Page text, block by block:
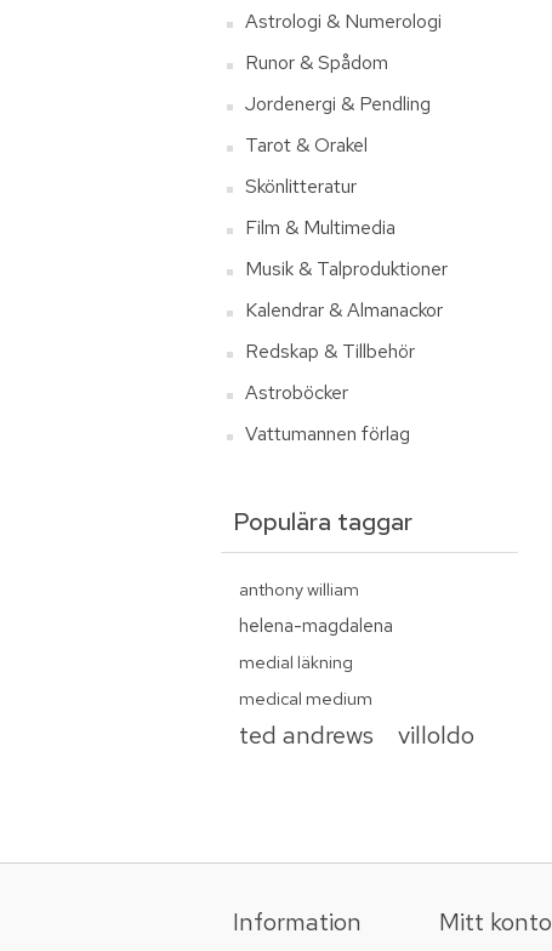
Astrologi & Numerologi
Runor & Spådom
Jordenergi & Pendling
Tarot & Orakel
Skönlitteratur
Film & Multimedia
Musik & Talproduktioner
Kalendrar & Almanackor
Redskap & Tillbehör
Astroböcker
Vattumannen förlag
Populära taggar
anthony william
helena-magdalena
medial läkning
medical medium
ted andrews villoldo
Information Mitt konto